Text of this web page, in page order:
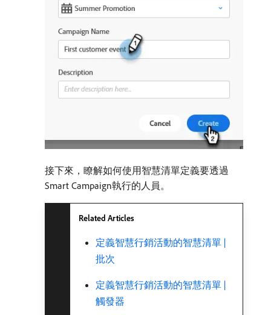
接下來，瞭解如何使用智慧清單定義要透過
Smart Campaign執行的人員。
Related Articles
定義智慧行銷活動的智慧清單 |
批次
定義智慧行銷活動的智慧清單 |
觸發器